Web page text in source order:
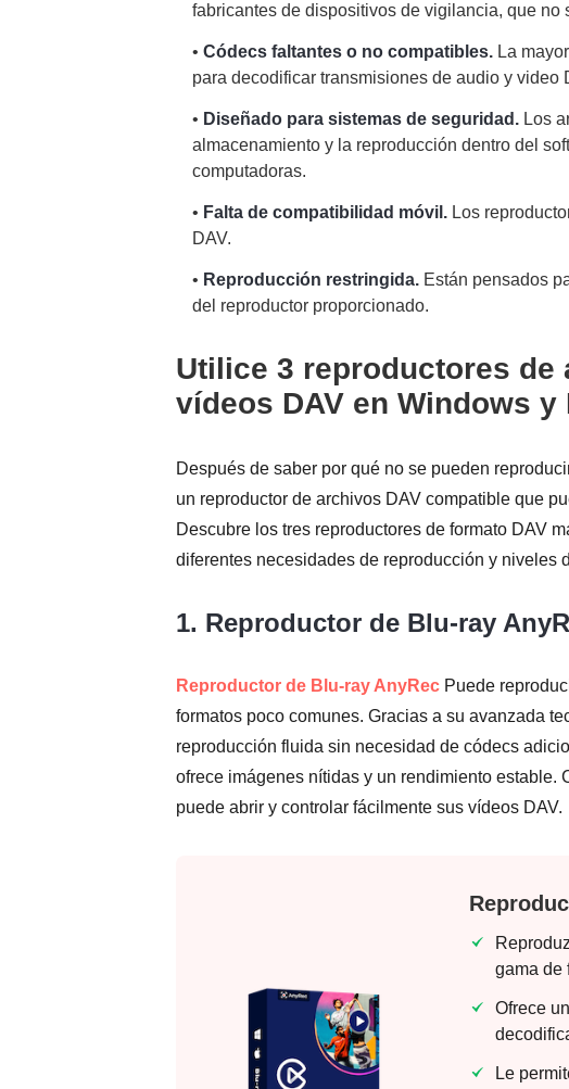
fabricantes de dispositivos de vigilancia, que
• Códecs faltantes o no compatibles. La
para decodificar transmisiones de audio y video
• Diseñado para sistemas de seguridad. Los
almacenamiento y la reproducción dentro del
computadoras.
• Falta de compatibilidad móvil. Los
DAV.
• Reproducción restringida. Están pensados
del reproductor proporcionado.
Utilice 3 reproductores de
vídeos DAV en Windows y
Después de saber por qué no se pueden
un reproductor de archivos DAV compatible que
Descubre los tres reproductores de formato DAV
diferentes necesidades de reproducción y niveles
1. Reproductor de Blu-ray
Reproductor de Blu-ray AnyRec Puede
formatos poco comunes. Gracias a su avanzada
reproducción fluida sin necesidad de códecs
ofrece imágenes nítidas y un rendimiento
puede abrir y controlar fácilmente sus vídeos DAV.
gama de
Ofrece
Le